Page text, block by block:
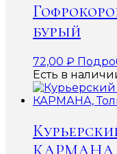
бурый
72,00 ₽
Есть в